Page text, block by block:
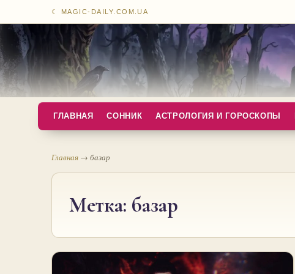
☾ MAGIC-DAILY.COM.UA
ГЛАВНАЯ СОННИК АСТРОЛОГИЯ И ГОРОСКОПЫ
Главная → базар
Метка: базар